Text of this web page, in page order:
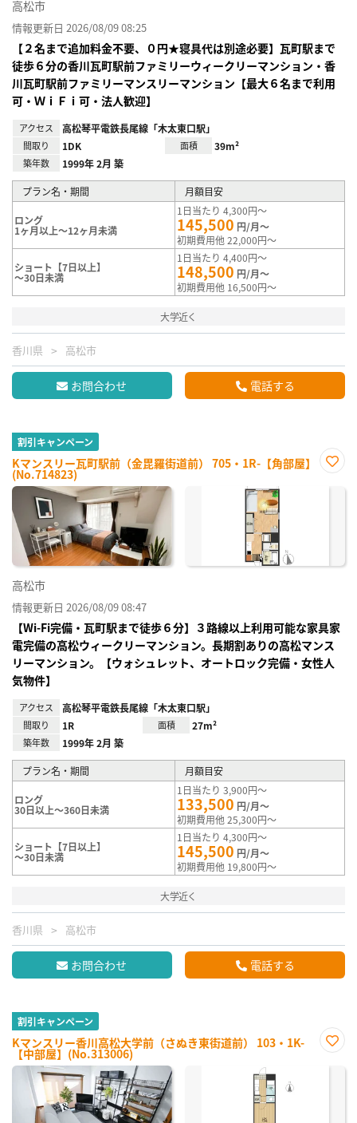
高松市
情報更新日 2026/08/09 08:25
【２名まで追加料金不要、０円★寝具代は別途必要】瓦町駅まで
徒歩６分の香川瓦町駅前ファミリーウィークリーマンション・香
川瓦町駅前ファミリーマンスリーマンション【最大６名まで利用
可・ＷｉＦｉ可・法人歓迎】
アクセス 高松琴平電鉄長尾線「木太東口駅」
間取り 1DK 面積 39m²
築年数 1999年 2月 築
プラン名・期間 月額目安
ロング
1ヶ月以上～12ヶ月未満
1日当たり 4,300円～
145,500 円/月～
初期費用他 22,000円～
ショート【7日以上】
～30日未満
1日当たり 4,400円～
148,500 円/月～
初期費用他 16,500円～
大学近く
香川県 高松市
お問合わせ 電話する
割引キャンペーン
Kマンスリー瓦町駅前（金毘羅街道前） 705・1R-【角部屋】
(No.714823)
に入
高松市
情報更新日 2026/08/09 08:47
【Wi-Fi完備・瓦町駅まで徒歩６分】３路線以上利用可能な家具家
電完備の高松ウィークリーマンション。長期割ありの高松マンス
リーマンション。【ウォシュレット、オートロック完備・女性人
気物件】
アクセス 高松琴平電鉄長尾線「木太東口駅」
間取り 1R 面積 27m²
築年数 1999年 2月 築
プラン名・期間 月額目安
ロング
30日以上～360日未満
1日当たり 3,900円～
133,500 円/月～
初期費用他 25,300円～
ショート【7日以上】
～30日未満
1日当たり 4,300円～
145,500 円/月～
初期費用他 19,800円～
大学近く
香川県 高松市
お問合わせ 電話する
割引キャンペーン
Kマンスリー香川高松大学前（さぬき東街道前） 103・1K-
【中部屋】(No.313006)
に入